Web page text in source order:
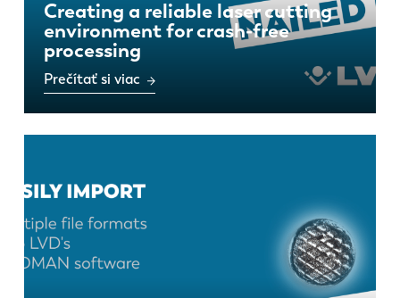
Creating a reliable laser cutting
environment for crash-free
processing
Prečítať si viac
PL SK
KO